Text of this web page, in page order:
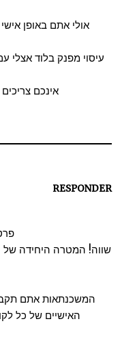
אולי אתם באופן
עיסוי מפנק בלוד אצלי
אינכם
RESPONDER
המשכנתאות אתם
האישיים של כל